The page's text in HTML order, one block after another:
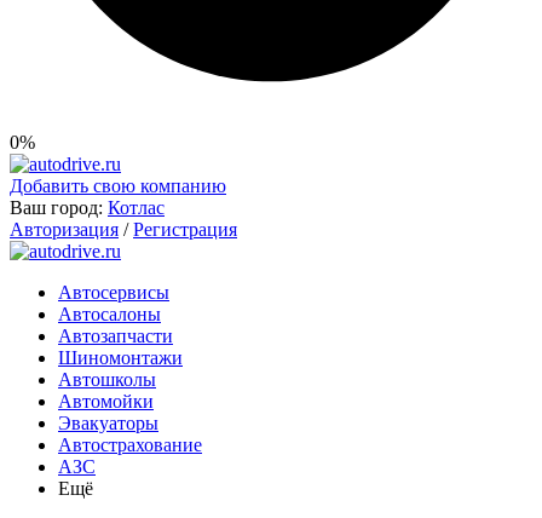
0%
Добавить свою компанию
Ваш город: Котлас
Авторизация / Регистрация
Автосервисы
Автосалоны
Автозапчасти
Шиномонтажи
Автошколы
Автомойки
Эвакуаторы
Автострахование
АЗС
Ещё